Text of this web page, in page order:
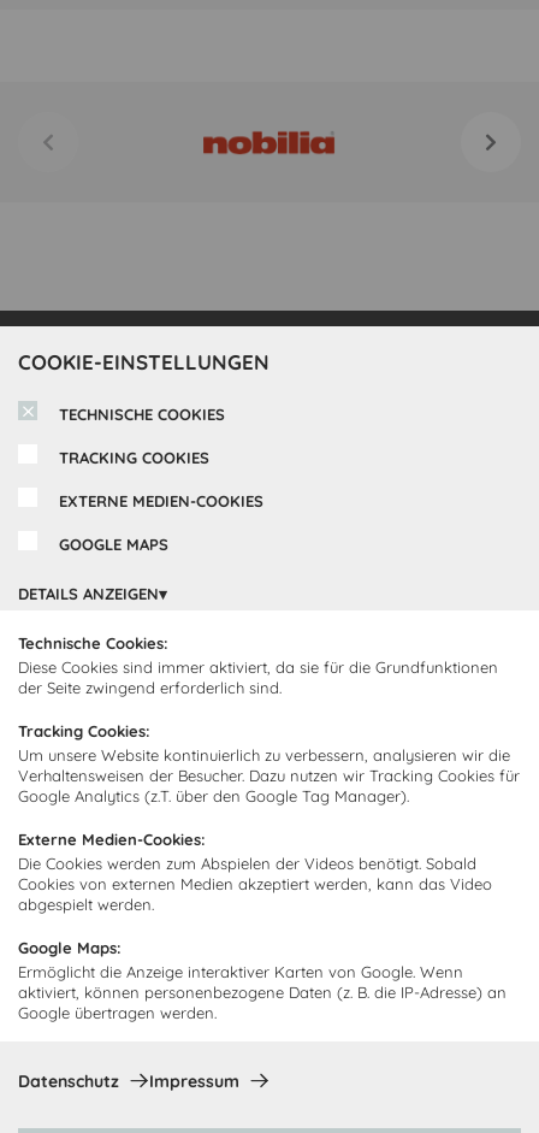
COOKIE-EINSTELLUNGEN
TECHNISCHE COOKIES
TRACKING COOKIES
EXTERNE MEDIEN-COOKIES
GOOGLE MAPS
DETAILS ANZEIGEN
Technische Cookies:
Diese Cookies sind immer aktiviert, da sie für die Grundfunktionen
der Seite zwingend erforderlich sind.
Tracking Cookies:
Um unsere Website kontinuierlich zu verbessern, analysieren wir die
Verhaltensweisen der Besucher. Dazu nutzen wir Tracking Cookies für
Google Analytics (z.T. über den Google Tag Manager).
Externe Medien-Cookies:
Die Cookies werden zum Abspielen der Videos benötigt. Sobald
Cookies von externen Medien akzeptiert werden, kann das Video
abgespielt werden.
Google Maps:
Ermöglicht die Anzeige interaktiver Karten von Google. Wenn
aktiviert, können personenbezogene Daten (z. B. die IP-Adresse) an
Google übertragen werden.
Datenschutz Impressum
Inspirationen
Über uns
Kontakt
Kundendienst
Montage
Zahlarten
Abholorte
Abonnieren Sie unseren
Newsletter und empfangen Sie
Neuigkeiten und Angebote
Ich bin damit einverstanden, dass Cocooning24 mich regelmäßig
per E-Mail-Newsletter über seine Angebote informiert.
Diese Einwilligung kann jederzeit widerrufen werden. Einzelheiten
sind in derDatenschutzrichtlinie zu finden.
Zahlungsmethoden